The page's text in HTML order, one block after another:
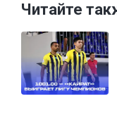
Читайте